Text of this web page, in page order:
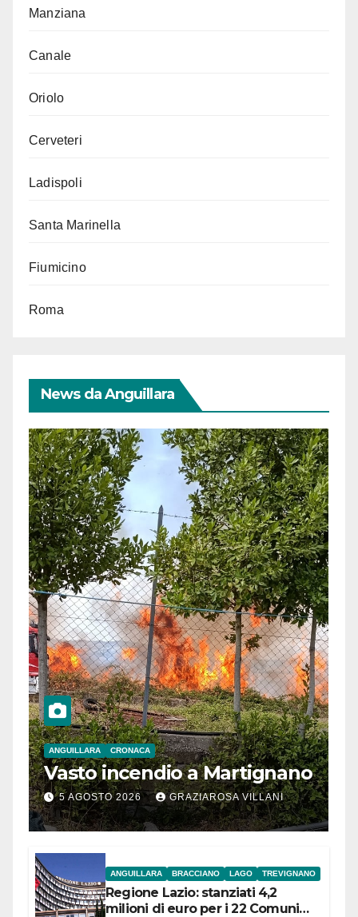
Manziana
Canale
Oriolo
Cerveteri
Ladispoli
Santa Marinella
Fiumicino
Roma
News da Anguillara
ANGUILLARA CRONACA
Vasto incendio a Martignano
5 AGOSTO 2026 GRAZIAROSA VILLANI
ANGUILLARA BRACCIANO LAGO TREVIGNANO
Regione Lazio: stanziati 4,2
milioni di euro per i 22 Comuni